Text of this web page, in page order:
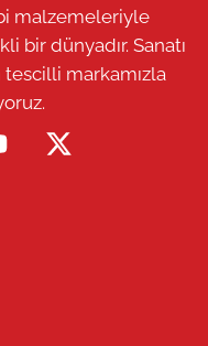
malzemeleriyle
bir dünyadır. Sanatı
markamızla